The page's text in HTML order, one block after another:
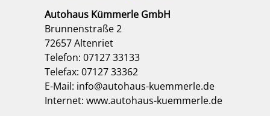
Autohaus Kümmerle GmbH
Brunnenstraße 2
72657 Altenriet
Telefon: 07127 33133
Telefax: 07127 33362
E-Mail: info@autohaus-kuemmerle.de
Internet: www.autohaus-kuemmerle.de